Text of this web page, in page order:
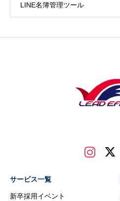
LINE名簿管理ツール
サービス一覧
新卒採用イベント